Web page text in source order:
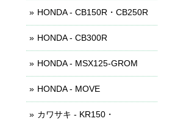
HONDA - CB150R・CB250R
HONDA - CB300R
HONDA - MSX125-GROM
HONDA - MOVE
カワサキ - KR150・